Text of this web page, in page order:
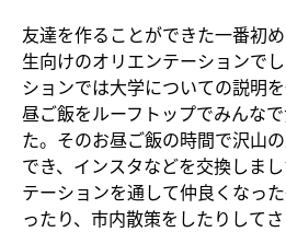
友達を作ることができた一番初
生向けのオリエンテーションで
ションでは大学についての説明
昼ご飯をルーフトップでみんな
た。そのお昼ご飯の時間で沢山
でき、インスタなどを交換しま
テーションを通して仲良くなっ
ったり、市内散策をしたりして